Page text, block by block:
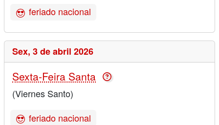
feriado nacional
Sex, 3 de abril 2026
Sexta-Feira Santa
(Viernes Santo)
feriado nacional